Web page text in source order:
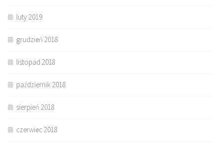
luty 2019
grudzień 2018
listopad 2018
październik 2018
sierpień 2018
czerwiec 2018